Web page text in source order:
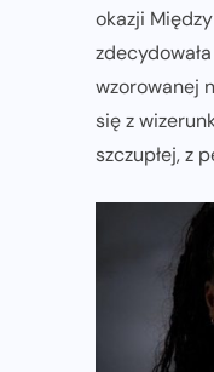
okazji
wzorowanej
się z
szczupłej, z